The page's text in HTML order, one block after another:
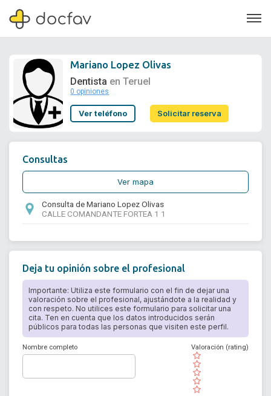
Soporte
Mariano Lopez Olivas
Dentista en Teruel
0 opiniones
Ver teléfono Solicitar reserva
Consultas
Ver mapa
Consulta de Mariano Lopez Olivas
CALLE COMANDANTE FORTEA 1 1
Deja tu opinión sobre el profesional
Importante: Utiliza este formulario con el fin de dejar una
valoración sobre el profesional, ajustándote a la realidad y
con respeto. No utilices este formulario para solicitar una
cita. Ten en cuenta que los datos introducidos serán
públicos para todas las personas que visiten este perfil.
Nombre completo
( )
( )
( )
( )
( )
Valoración (rating)